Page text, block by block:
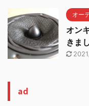
オー
オン
きま
ad